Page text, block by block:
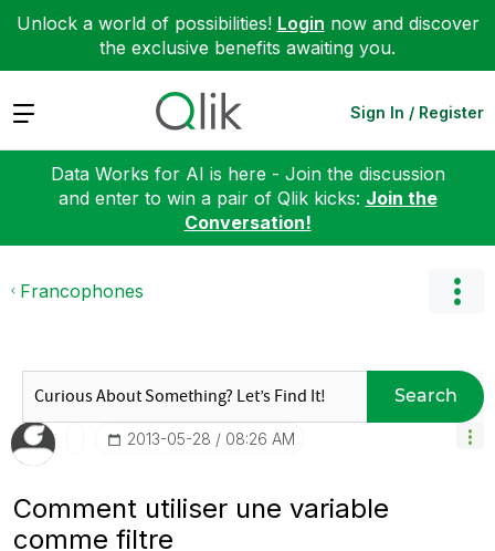
Unlock a world of possibilities! Login now and discover
the exclusive benefits awaiting you.
Expand Sign In / Register
Data Works for AI is here - Join the discussion
and enter to win a pair of Qlik kicks: Join the
Conversation!
Francophones
Search
‎2013-05-28 08:26 AM
Comment utiliser une variable
comme filtre